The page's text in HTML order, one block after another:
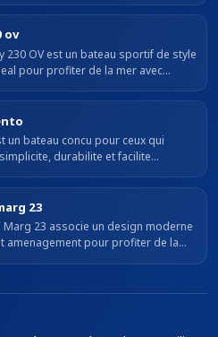
stable et efficace....
ov
230 OV est un bateau sportif de style
pour profiter de la mer avec
elegant, sa...
un bateau concu pour ceux qui
durabilite et facilite
distingue par sa grande...
23
Marg 23 associe un design moderne
amenagement pour profiter de la